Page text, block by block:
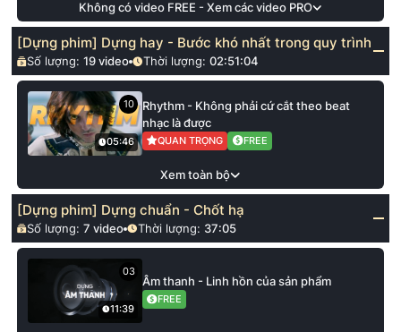
Không có video FREE - Xem các video PRO
[Dựng phim] Dựng hay - Bước khó nhất trong quy trình
Số lượng:19 video Thời lượng: 02:51:04
10
05:46
Rhythm - Không phải cứ cắt theo beat
nhạc là được
QUAN TRỌNG FREE
Xem toàn bộ
[Dựng phim] Dựng chuẩn - Chốt hạ
Số lượng:7 video Thời lượng: 37:05
03
11:39
Âm thanh - Linh hồn của sản phẩm
FREE